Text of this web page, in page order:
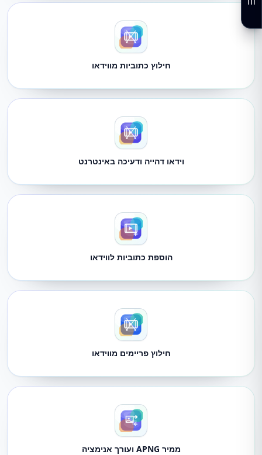
חילוץ כתוביות מווידאו
וידאו דהייה ודעיכה באינטרנט
הוספת כתוביות לווידאו
חילוץ פריימים מווידאו
ממיר APNG ועורך אנימציה